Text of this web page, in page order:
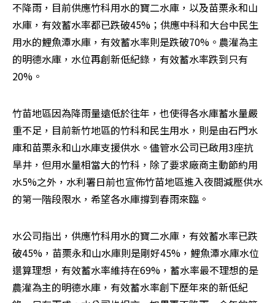
不降雨，目前供應竹科用水的寶二水庫，以及苗栗永和山
水庫，有效蓄水率都已跌破45%；供應中科和大台中民生
用水的鯉魚潭水庫，有效蓄水率則是跌破70%。農灌為主
的明德水庫，水位再創新低紀錄，有效蓄水率跌到只有
20%。
竹苗地區因為降雨量遠低於往年，也使得各水庫蓄水量嚴
重不足，目前新竹地區的竹科和民生用水，則是由石門水
庫和苗栗永和山水庫支援供水。儘管水公司已啟用3座抗
旱井，但用水量相當大的竹科，除了要求廠商主動節約用
水5%之外，水利署日前也宣佈竹苗地區進入夜間減壓供水
的第一階段限水，希望各水庫撐到春雨來臨。
水公司指出，供應竹科用水的寶二水庫，有效蓄水率已跌
破45%，苗栗永和山水庫則是剛好45%，鯉魚潭水庫水位
還算理想，有效蓄水率維持在69%，蓄水率最不理想的是
農灌為主的明德水庫，有效蓄水率創下歷年來的新低紀